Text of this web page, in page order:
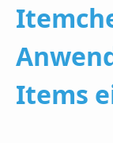
Items